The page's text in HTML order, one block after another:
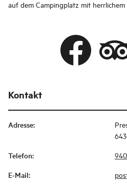
auf dem Campingplatz mit
Kontakt
Adresse:
Telefon:
E-Mail: